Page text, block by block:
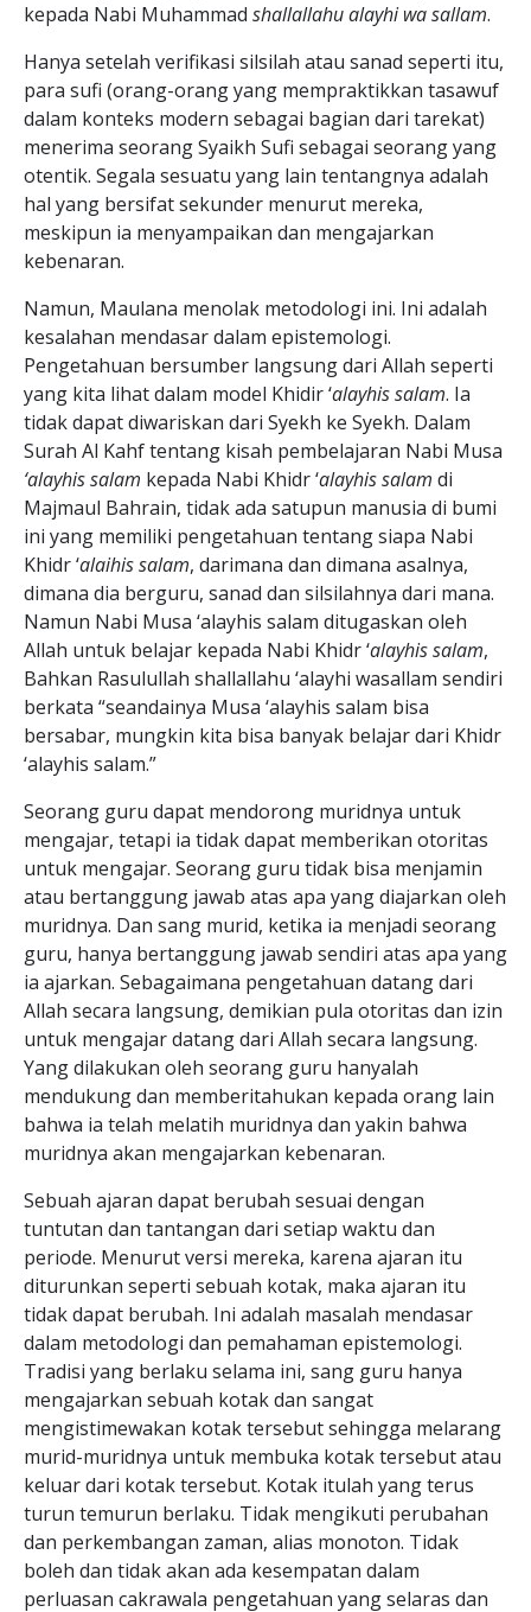
kepada Nabi Muhammad shallallahu alayhi wa sallam.
Hanya setelah verifikasi silsilah atau sanad seperti itu,
para sufi (orang-orang yang mempraktikkan tasawuf
dalam konteks modern sebagai bagian dari tarekat)
menerima seorang Syaikh Sufi sebagai seorang yang
otentik. Segala sesuatu yang lain tentangnya adalah
hal yang bersifat sekunder menurut mereka,
meskipun ia menyampaikan dan mengajarkan
kebenaran.
Namun, Maulana menolak metodologi ini. Ini adalah
kesalahan mendasar dalam epistemologi.
Pengetahuan bersumber langsung dari Allah seperti
yang kita lihat dalam model Khidir ‘alayhis salam. Ia
tidak dapat diwariskan dari Syekh ke Syekh. Dalam
Surah Al Kahf tentang kisah pembelajaran Nabi Musa
‘alayhis salam kepada Nabi Khidr ‘alayhis salam di
Majmaul Bahrain, tidak ada satupun manusia di bumi
ini yang memiliki pengetahuan tentang siapa Nabi
Khidr ‘alaihis salam, darimana dan dimana asalnya,
dimana dia berguru, sanad dan silsilahnya dari mana.
Namun Nabi Musa ‘alayhis salam ditugaskan oleh
Allah untuk belajar kepada Nabi Khidr ‘alayhis salam,
Bahkan Rasulullah shallallahu ‘alayhi wasallam sendiri
berkata “seandainya Musa ‘alayhis salam bisa
bersabar, mungkin kita bisa banyak belajar dari Khidr
‘alayhis salam.”
Seorang guru dapat mendorong muridnya untuk
mengajar, tetapi ia tidak dapat memberikan otoritas
untuk mengajar. Seorang guru tidak bisa menjamin
atau bertanggung jawab atas apa yang diajarkan oleh
muridnya. Dan sang murid, ketika ia menjadi seorang
guru, hanya bertanggung jawab sendiri atas apa yang
ia ajarkan. Sebagaimana pengetahuan datang dari
Allah secara langsung, demikian pula otoritas dan izin
untuk mengajar datang dari Allah secara langsung.
Yang dilakukan oleh seorang guru hanyalah
mendukung dan memberitahukan kepada orang lain
bahwa ia telah melatih muridnya dan yakin bahwa
muridnya akan mengajarkan kebenaran.
Sebuah ajaran dapat berubah sesuai dengan
tuntutan dan tantangan dari setiap waktu dan
periode. Menurut versi mereka, karena ajaran itu
diturunkan seperti sebuah kotak, maka ajaran itu
tidak dapat berubah. Ini adalah masalah mendasar
dalam metodologi dan pemahaman epistemologi.
Tradisi yang berlaku selama ini, sang guru hanya
mengajarkan sebuah kotak dan sangat
mengistimewakan kotak tersebut sehingga melarang
murid-muridnya untuk membuka kotak tersebut atau
keluar dari kotak tersebut. Kotak itulah yang terus
turun temurun berlaku. Tidak mengikuti perubahan
dan perkembangan zaman, alias monoton. Tidak
boleh dan tidak akan ada kesempatan dalam
perluasan cakrawala pengetahuan yang selaras dan